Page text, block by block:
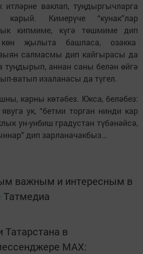
итләрне ваклап, туңдыргычларга
Кимерүче “кунак”лар
кипмиме, күгә төшмиме дип
җылыта башласа, озакка
салмасмы дип кайгырасы да
аннан саны белән өйгә
ватып изаланасы да түгел.
карны көтәбез. Юкса, беләбез:
ук, “бетми торган нинди кар
ун-унбиш градустан түбәнәйсә,
дип зарланачакбыз...
важным и интересным в
Татмедиа
Татарстана в
MАХ: